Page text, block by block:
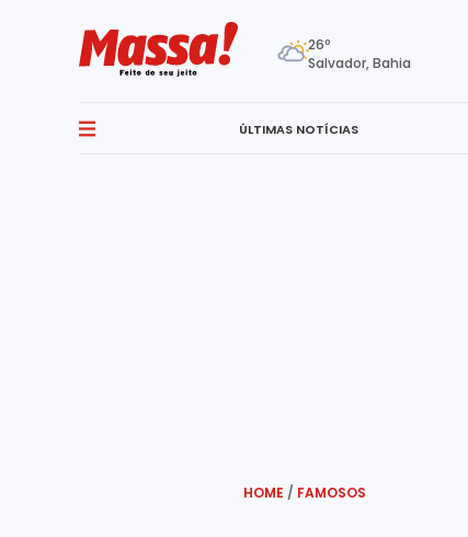
26º
Salvador, Bahia
ÚLTIMAS NOTÍCIAS
HOME / FAMOSOS